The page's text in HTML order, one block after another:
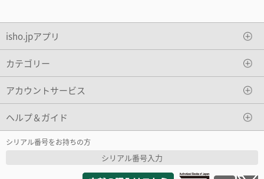
isho.jpアプリ
カテゴリー
アカウントサービス
ヘルプ＆ガイド
シリアル番号をお持ちの方
シリアル番号入力